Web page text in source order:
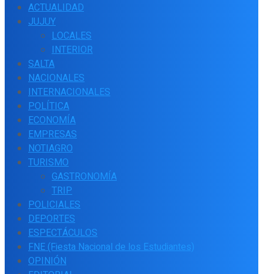
ACTUALIDAD
JUJUY
LOCALES
INTERIOR
SALTA
NACIONALES
INTERNACIONALES
POLÍTICA
ECONOMÍA
EMPRESAS
NOTIAGRO
TURISMO
GASTRONOMÍA
TRIP
POLICIALES
DEPORTES
ESPECTÁCULOS
FNE (Fiesta Nacional de los Estudiantes)
OPINIÓN